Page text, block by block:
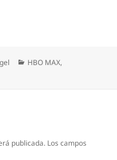
Categorías
HBO MAX,
publicada. Los campos